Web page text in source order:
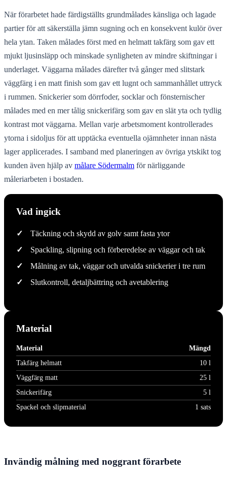
När förarbetet hade färdigställts grundmålades känsliga och lagade
partier för att säkerställa jämn sugning och en konsekvent kulör över
hela ytan. Taken målades först med en helmatt takfärg som gav ett
mjukt ljusinsläpp och minskade synligheten av mindre skiftningar i
underlaget. Väggarna målades därefter två gånger med slitstark
väggfärg i en matt finish som gav ett lugnt och sammanhållet uttryck
i rummen. Snickerier som dörrfoder, socklar och fönsternischer
målades med en mer tålig snickerifärg som gav en slät yta och tydlig
kontrast mot väggarna. Mellan varje arbetsmoment kontrollerades
ytorna i sidoljus för att upptäcka eventuella ojämnheter innan nästa
lager applicerades. I samband med planeringen av övriga ytskikt tog
kunden även hjälp av målare Södermalm för närliggande
måleriarbeten i bostaden.
Vad ingick
✓
Täckning och skydd av golv samt fasta ytor
✓
Spackling, slipning och förberedelse av väggar och tak
✓
Målning av tak, väggar och utvalda snickerier i tre rum
✓
Slutkontroll, detaljbättring och avetablering
Material
Material
Mängd
Takfärg helmatt
10 l
Väggfärg matt
25 l
Snickerifärg
5 l
Spackel och slipmaterial
1 sats
Invändig målning med noggrant förarbete